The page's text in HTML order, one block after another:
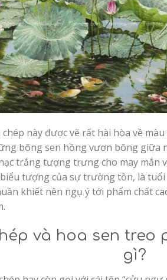
này được vẽ rất hài hòa về
bông sen hồng vươn bông giữa
trắng tượng trưng cho may mắn
tượng của sự trường tồn, là
khiết nên ngụ ý tới phẩm chất
và hoa sen treo
gì?